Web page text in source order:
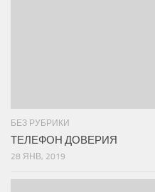
БЕЗ РУБРИКИ
ТЕЛЕФОН ДОВЕРИЯ
28 ЯНВ, 2019